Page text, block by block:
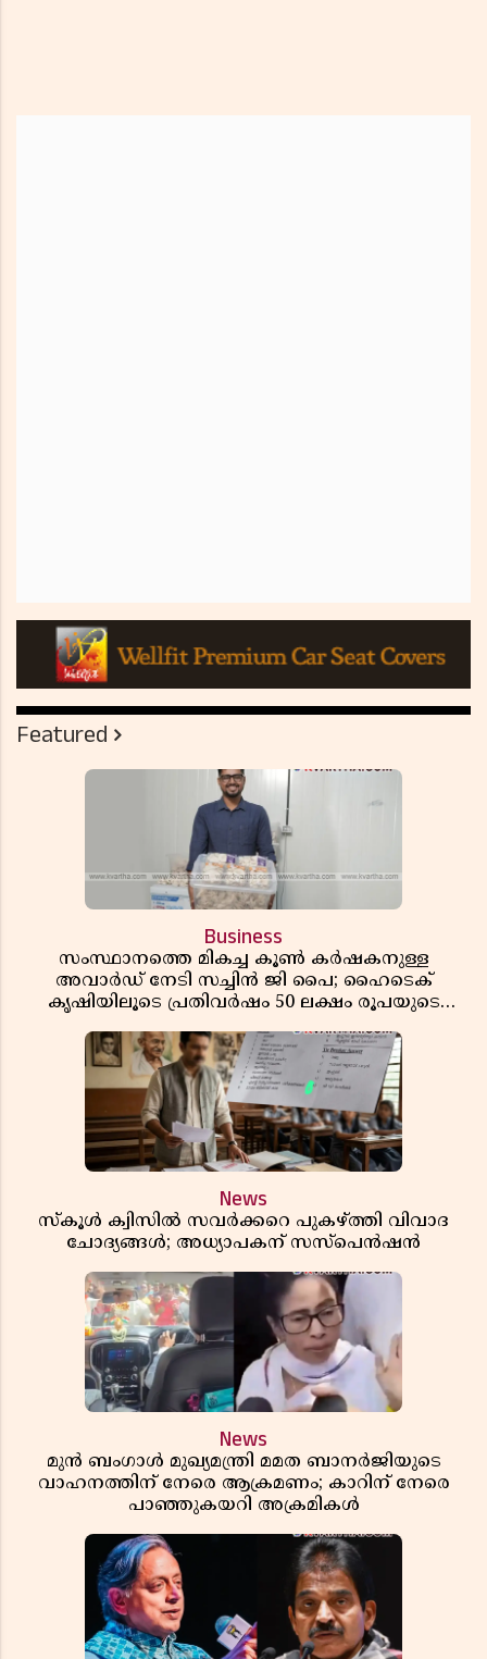
Featured
Business
സംസ്ഥാനത്തെ മികച്ച കൂൺ കർഷകനുള്ള
അവാർഡ് നേടി സച്ചിൻ ജി പൈ; ഹൈടെക്
കൃഷിയിലൂടെ പ്രതിവർഷം 50 ലക്ഷം രൂപയുടെ
News
സ്കൂൾ ക്വിസിൽ സവർക്കറെ പുകഴ്ത്തി വിവാദ
ചോദ്യങ്ങൾ; അധ്യാപകന് സസ്പെൻഷൻ
News
മുൻ ബംഗാൾ മുഖ്യമന്ത്രി മമത ബാനർജിയുടെ
വാഹനത്തിന് നേരെ ആക്രമണം; കാറിന് നേരെ
പാഞ്ഞുകയറി അക്രമികൾ